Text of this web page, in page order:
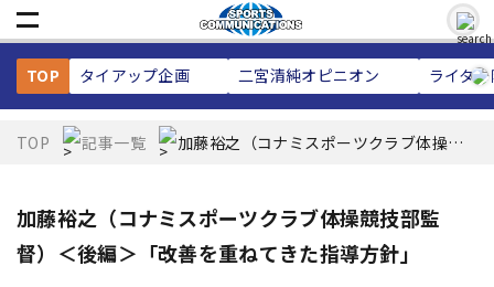
TOP タイアップ企画 二宮清純オピニオン ライタ
TOP 記事一覧 加藤裕之（コナミスポーツクラブ体操競
加藤裕之（コナミスポーツクラブ体操競技部監
督）＜後編＞「改善を重ねてきた指導方針」